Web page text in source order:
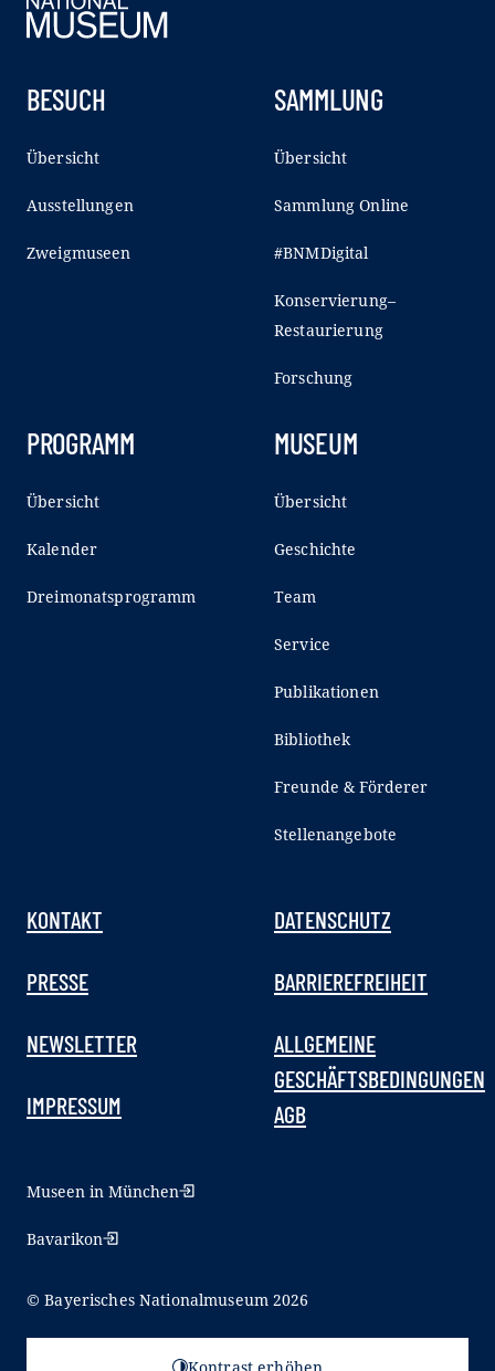
BESUCH
Übersicht
Ausstellungen
Zweigmuseen
SAMMLUNG
Übersicht
Sammlung Online
#BNMDigital
Konservierung–
Restaurierung
Forschung
PROGRAMM
Übersicht
Kalender
Dreimonatsprogramm
MUSEUM
Übersicht
Geschichte
Team
Service
Publikationen
Bibliothek
Freunde & Förderer
Stellenangebote
KONTAKT
PRESSE
NEWSLETTER
IMPRESSUM
DATENSCHUTZ
BARRIEREFREIHEIT
ALLGEMEINE
GESCHÄFTSBEDINGUNGEN
AGB
Museen in München
Bavarikon
© Bayerisches Nationalmuseum 2026
Kontrast erhöhen